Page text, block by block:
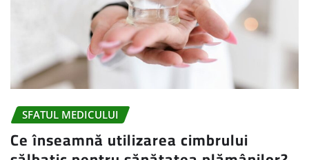
SFATUL MEDICULUI
Ce înseamnă utilizarea cimbrului